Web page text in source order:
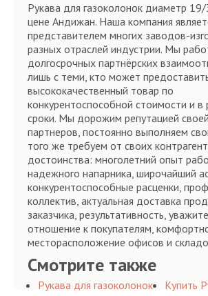
Рукава для газоколонок диаметр
цене Андижан. Наша компания
представителем многих заводов-
разных отраслей индустрии. Мы
долгосрочных партнёрских
лишь с теми, кто может
высококачественный товар по
конкурентоспособной стоимости и в
сроки. Мы дорожим репутацией
партнеров, постоянно выполняем
того же требуем от своих
достоинства: многолетний опыт
надежного напарника, широчайший
конкурентоспособные расценки,
коллектив, актуальная доставка
заказчика, результативность,
отношение к покупателям,
месторасположение офисов и
Смотрите также
Рукава для газоколонок
Купить